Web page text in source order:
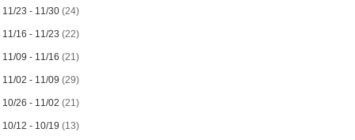
11/23 - 11/30(24)
11/16 - 11/23(22)
11/09 - 11/16(21)
11/02 - 11/09(29)
10/26 - 11/02(21)
10/12 - 10/19(13)